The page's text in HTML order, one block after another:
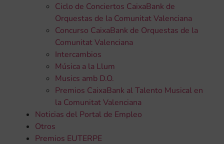
Ciclo de Conciertos CaixaBank de
Orquestas de la Comunitat Valenciana
Concurso CaixaBank de Orquestas de la
Comunitat Valenciana
Intercambios
Música a la Llum
Musics amb D.O.
Premios CaixaBank al Talento Musical en
la Comunitat Valenciana
Noticias del Portal de Empleo
Otros
Premios EUTERPE